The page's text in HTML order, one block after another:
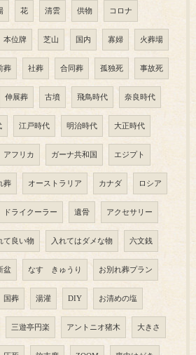
花 清雲 供物 コロナ
本位牌 芝山 国内 寡婦 火葬場
葬 社葬 合同葬 孤独死 事故死
伸展葬 古墳 飛鳥時代 奈良時代
江戸時代 明治時代 大正時代
アフリカ ガーナ共和国 エジプト
葬 オーストラリア カナダ ロシア
ドライクーラー 遺骨 アクセサリー
て良い物 入れてはダメな物 六文銭
盆 なす きゅうり お別れ葬プラン
国葬 湯灌 DIY お清めの塩
三遊亭円楽 アントニオ猪木 大きさ